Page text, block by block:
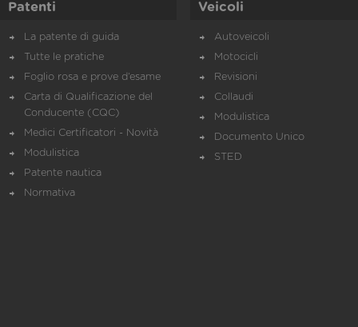
Patenti
La patente di guida
Tutte le pratiche
Foglio rosa e prove d’esame
Carta di Qualificazione del
Conducente (CQC)
Medici Certificatori - Novità
Modulistica
Patente nautica
Normativa
Veicoli
Autoveicoli
Motocicli
Revisioni
Collaudi
Modulistica
Documento Unico
STED